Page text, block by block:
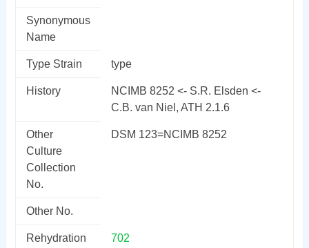
Synonymous
Name
Type Strain type
History
NCIMB 8252 <- S.R. Elsden <-
C.B. van Niel, ATH 2.1.6
Other
Culture
Collection
No.
DSM 123=NCIMB 8252
Other No.
Rehydration
702